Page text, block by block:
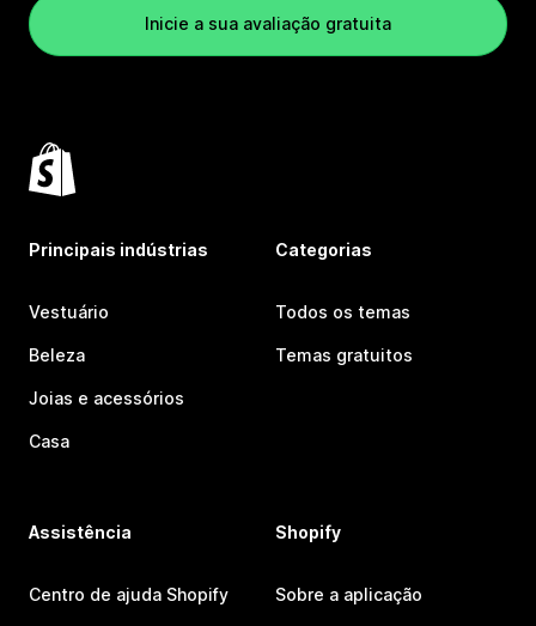
Inicie a sua avaliação gratuita
Principais indústrias
Vestuário
Beleza
Joias e acessórios
Casa
Categorias
Todos os temas
Temas gratuitos
Assistência
Centro de ajuda Shopify
Shopify
Sobre a aplicação